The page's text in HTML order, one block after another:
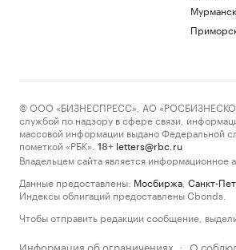
Мурманск
© ООО «БИЗНЕСПРЕСС», АО
службой по надзору в сфере связи,
массовой информации выдано Федеральной
пометкой «РБК».
18+ letters@rbc.ru
Владельцем сайта является информационное
Данные предоставлены: Мосбиржа Санкт-
Индексы облигаций предоставлены Cbonds.
Чтобы отправить редакции сообщение,
Информация об ограничениях · О